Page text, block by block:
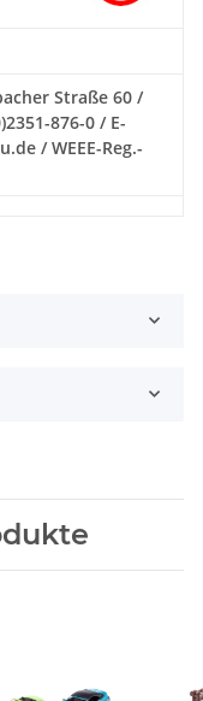
Straße 60 /
876-0 / E-
/ WEEE-Reg.-